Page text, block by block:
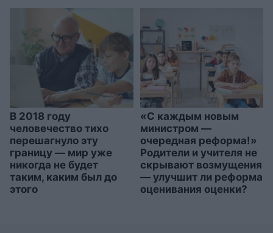
В 2018 году
человечество тихо
перешагнуло эту
границу — мир уже
никогда не будет
таким, каким был до
этого
«С каждым новым
министром —
очередная реформа!»
Родители и учителя не
скрывают возмущения
— улучшит ли реформа
оценивания оценки?